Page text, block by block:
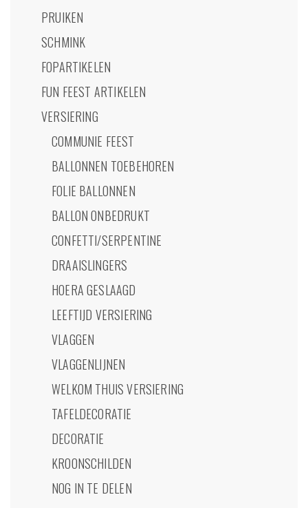
PRUIKEN
SCHMINK
FOPARTIKELEN
FUN FEEST ARTIKELEN
VERSIERING
COMMUNIE FEEST
BALLONNEN TOEBEHOREN
FOLIE BALLONNEN
BALLON ONBEDRUKT
CONFETTI/SERPENTINE
DRAAISLINGERS
HOERA GESLAAGD
LEEFTIJD VERSIERING
VLAGGEN
VLAGGENLIJNEN
WELKOM THUIS VERSIERING
TAFELDECORATIE
DECORATIE
KROONSCHILDEN
NOG IN TE DELEN